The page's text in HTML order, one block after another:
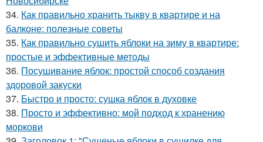
34. Как правильно хранить тыкву в квартире и на
балконе: полезные советы
35. Как правильно сушить яблоки на зиму в квартире:
простые и эффективные методы
36. Посушивание яблок: простой способ создания
здоровой закуски
37. Быстро и просто: сушка яблок в духовке
38. Просто и эффективно: мой подход к хранению
моркови